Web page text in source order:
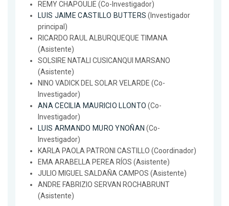
REMY CHAPOULIE (Co-Investigador)
LUIS JAIME CASTILLO BUTTERS (Investigador
principal)
RICARDO RAUL ALBURQUEQUE TIMANA
(Asistente)
SOLSIRE NATALI CUSICANQUI MARSANO
(Asistente)
NINO VADICK DEL SOLAR VELARDE (Co-
Investigador)
ANA CECILIA MAURICIO LLONTO (Co-
Investigador)
LUIS ARMANDO MURO YNOÑAN (Co-
Investigador)
KARLA PAOLA PATRONI CASTILLO (Coordinador)
EMA ARABELLA PEREA RÍOS (Asistente)
JULIO MIGUEL SALDAÑA CAMPOS (Asistente)
ANDRE FABRIZIO SERVAN ROCHABRUNT
(Asistente)